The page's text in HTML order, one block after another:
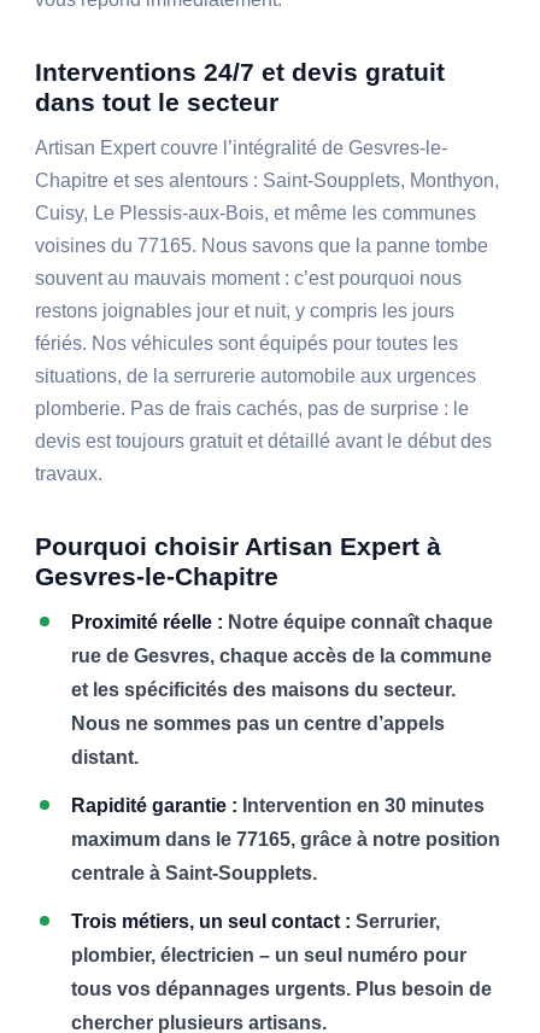
Interventions 24/7 et devis gratuit
dans tout le secteur
Artisan Expert couvre l’intégralité de Gesvres-le-
Chapitre et ses alentours : Saint-Soupplets, Monthyon,
Cuisy, Le Plessis-aux-Bois, et même les communes
voisines du 77165. Nous savons que la panne tombe
souvent au mauvais moment : c’est pourquoi nous
restons joignables jour et nuit, y compris les jours
fériés. Nos véhicules sont équipés pour toutes les
situations, de la serrurerie automobile aux urgences
plomberie. Pas de frais cachés, pas de surprise : le
devis est toujours gratuit et détaillé avant le début des
travaux.
Pourquoi choisir Artisan Expert à
Gesvres-le-Chapitre
Proximité réelle : Notre équipe connaît chaque
rue de Gesvres, chaque accès de la commune
et les spécificités des maisons du secteur.
Nous ne sommes pas un centre d’appels
distant.
Rapidité garantie : Intervention en 30 minutes
maximum dans le 77165, grâce à notre position
centrale à Saint-Soupplets.
Trois métiers, un seul contact : Serrurier,
plombier, électricien – un seul numéro pour
tous vos dépannages urgents. Plus besoin de
chercher plusieurs artisans.